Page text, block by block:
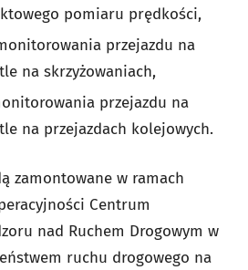
pomiaru prędkości,
przejazdu na
na skrzyżowaniach,
przejazdu na
na przejazdach kolejowych.
zamontowane w ramach
Centrum
nad Ruchem Drogowym w
ruchu drogowego na